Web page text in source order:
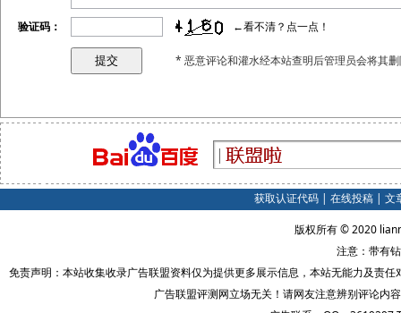
验证码： ←看不清？点一点！
* 恶意评论和灌水经本站查明后管理员会将其
获取认证代码| 在线投稿| 文
版权所有 © 2020
注意：带有
免责声明：本站收集收录广告联盟资料仅为提供更多展示信息，本站无能力及责
广告联盟评测网立场无关！请网友注意辨别评论内